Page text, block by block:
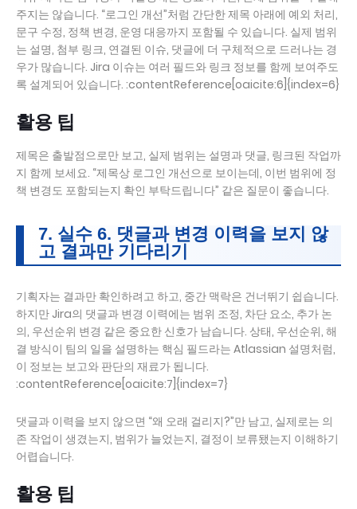
주지는 않습니다. “로그인 개선”처럼 간단한 제목 아래에 예외 처리,
문구 수정, 정책 변경, 운영 대응까지 포함될 수 있습니다. 실제 범위
는 설명, 첨부 링크, 연결된 이슈, 댓글에 더 구체적으로 드러나는 경
우가 많습니다. Jira 이슈는 여러 필드와 링크 정보를 함께 보여주도
록 설계되어 있습니다. :contentReference[oaicite:6]{index=6}
활용 팁
제목은 출발점으로만 보고, 실제 범위는 설명과 댓글, 링크된 작업까
지 함께 보세요. “제목상 로그인 개선으로 보이는데, 이번 범위에 정
책 변경도 포함되는지 확인 부탁드립니다” 같은 질문이 좋습니다.
7. 실수 6. 댓글과 변경 이력을 보지 않
고 결과만 기다리기
기획자는 결과만 확인하려고 하고, 중간 맥락은 건너뛰기 쉽습니다.
하지만 Jira의 댓글과 변경 이력에는 범위 조정, 차단 요소, 추가 논
의, 우선순위 변경 같은 중요한 신호가 남습니다. 상태, 우선순위, 해
결 방식이 팀의 일을 설명하는 핵심 필드라는 Atlassian 설명처럼,
이 정보는 보고와 판단의 재료가 됩니다.
:contentReference[oaicite:7]{index=7}
댓글과 이력을 보지 않으면 “왜 오래 걸리지?”만 남고, 실제로는 의
존 작업이 생겼는지, 범위가 늘었는지, 결정이 보류됐는지 이해하기
어렵습니다.
활용 팁